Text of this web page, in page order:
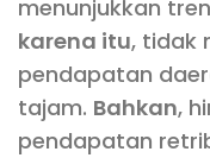
menunjukkan
karena itu, tidak
pendapatan
tajam. Bahkan,
pendapatan